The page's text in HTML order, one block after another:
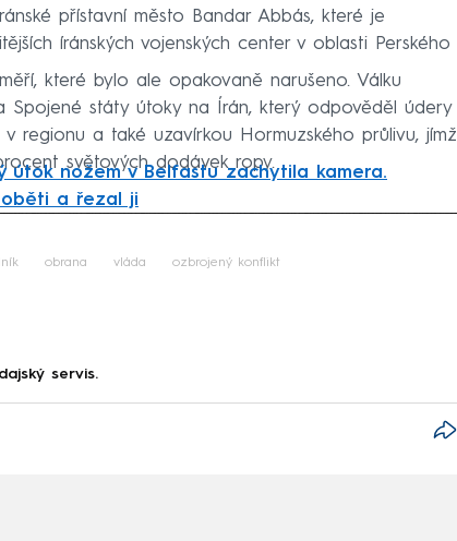
přístavní město Bandar Abbás, které je
íránských vojenských center v oblasti Perského
které bylo ale opakovaně narušeno. Válku
Spojené státy útoky na Írán, který odpověděl údery
regionu a také uzavírkou Hormuzského průlivu, jímž
světových dodávek ropy.
útok nožem v Belfastu zachytila kamera.
oběti a řezal ji
obrana vláda ozbrojený konflikt
servis.